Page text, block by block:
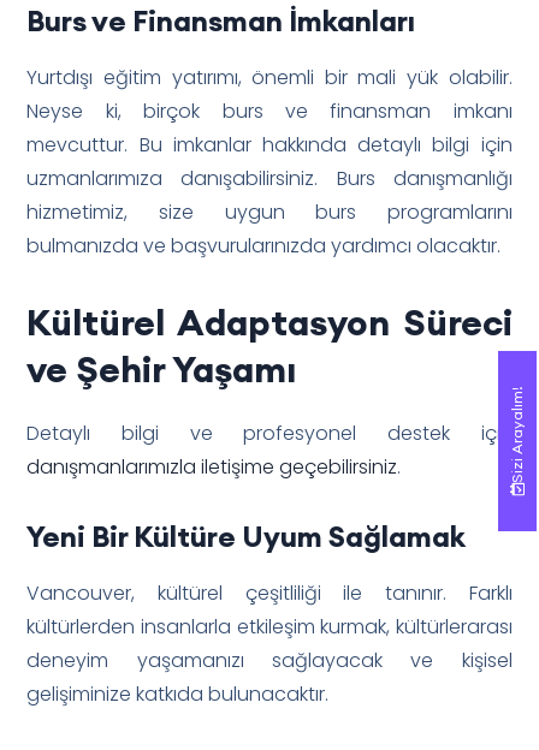
Burs ve Finansman İmkanları
Yurtdışı eğitim yatırımı, önemli bir mali yük olabilir.
Neyse ki, birçok burs ve finansman imkanı
mevcuttur. Bu imkanlar hakkında detaylı bilgi için
uzmanlarımıza danışabilirsiniz. Burs danışmanlığı
hizmetimiz, size uygun burs programlarını
bulmanızda ve başvurularınızda yardımcı olacaktır.
Kültürel Adaptasyon Süreci
ve Şehir Yaşamı
Detaylı bilgi ve profesyonel destek için
danışmanlarımızla iletişime geçebilirsiniz.
Yeni Bir Kültüre Uyum Sağlamak
Vancouver, kültürel çeşitliliği ile tanınır. Farklı
kültürlerden insanlarla etkileşim kurmak, kültürlerarası
deneyim yaşamanızı sağlayacak ve kişisel
gelişiminize katkıda bulunacaktır.
Sizi Arayalım!
Sizi Arayalım!